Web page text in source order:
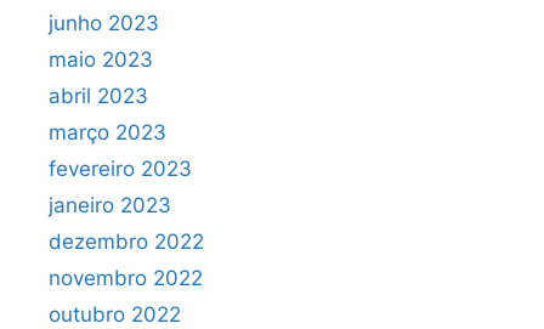
junho 2023
maio 2023
abril 2023
março 2023
fevereiro 2023
janeiro 2023
dezembro 2022
novembro 2022
outubro 2022